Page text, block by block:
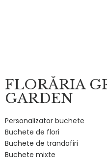
FLORĂRIA
GARDEN
Personalizator buchete
Buchete de flori
Buchete de trandafiri
Buchete mixte